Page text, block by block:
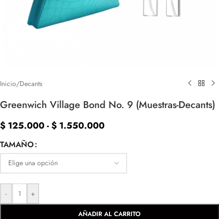
Inicio/Decants
Greenwich Village Bond No. 9 (Muestras-Decants)
$ 125.000-$ 1.550.000
TAMAÑO
- +
AÑADIR AL CARRITO